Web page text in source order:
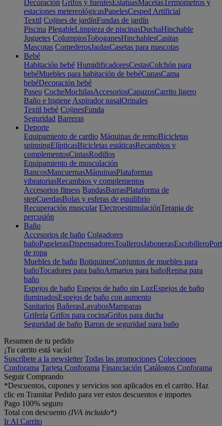
Decoración Grifos y fuentesEstatuasMacetasTermómetros y
estaciones metereológicasPanelesCesped Artificial
Textil Cojines de jardínFundas de jardín
Piscina PlegableLimpieza de piscinasDuchaHinchable
Juguetes ColumpiosToboganesHinchablesCasitas
Mascotas ComederosJaulasCasetas para mascotas
Bebé
Habitación bebé HumidificadoresCestasColchón para
bebéMuebles para habitación de bebéCunasCama
bebéDecoración bebé
Paseo CocheMochilasAccesoriosCapazosCarrito ligero
Baño e higiene Aspirador nasalOrinales
Textil bebé CojinesFunda
Seguridad Barreras
Deporte
Equipamiento de cardio Máquinas de remoBicicletas
spinningElípticasBicicletas estáticasRecambios y
complementosCintasRodillos
Equipamiento de musculación
BancosMancuernasMáquinasPlataformas
vibratoriasRecambios y complementos
Accesorios fitness BandasBarrasPlataforma de
stepCuerdasBolas y esferas de equilibrio
Recuperación muscular ElectroestimulaciónTerapia de
percusión
Baño
Accesorios de baño Colgadores
bañoPapelerasDispensadoresToallerosJabonerasEscobillero
de ropa
Muebles de baño BotiquinesConjuntos de muebles para
bañoTocadores para bañoArmarios para bañoRepisa para
baño
Espejos de baño Espejos de baño sin LuzEspejos de baño
iluminadosEspejos de baño con aumento
Sanitarios BañerasLavabosMamparas
Grifería Grifos para cocinaGrifos para ducha
Seguridad de baño Barras de seguridad para baño
Resumen de tu pedido
¡Tu carrito está vacío!
Suscríbete a la newsletter Todas las promociones Colecciones
Conforama Tarjeta Conforama Financiación Catálogos Conforama
Seguir Comprando
*Descuentos, cupones y servicios son aplicados en el carrito. Haz
clic en Tramitar Pedido para ver estos descuentos e importes
Pago 100% seguro
Total con descuento (IVA incluido*)
Ir Al Carrito